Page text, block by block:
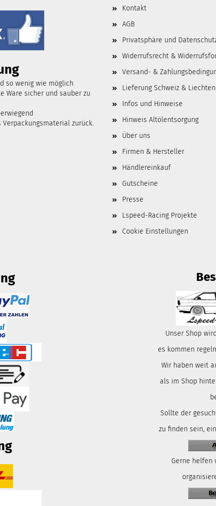
so wenig wie möglich
Ware sicher und sauber zu
zurück.
Kontakt
AGB
Privatsphäre und
Widerrufsrecht &
Versand- &
Lieferung Schweiz &
Infos und Hinweise
Hinweis Altölentsorgung
Über uns
Firmen & Hersteller
Händlereinkauf
Gutscheine
Presse
Lspeed-Racing Projekte
Cookie Einstellungen
Unser Shop
es kommen
Wir haben weit
als im Shop
Sollte der
zu finden sein,
Gerne helfen